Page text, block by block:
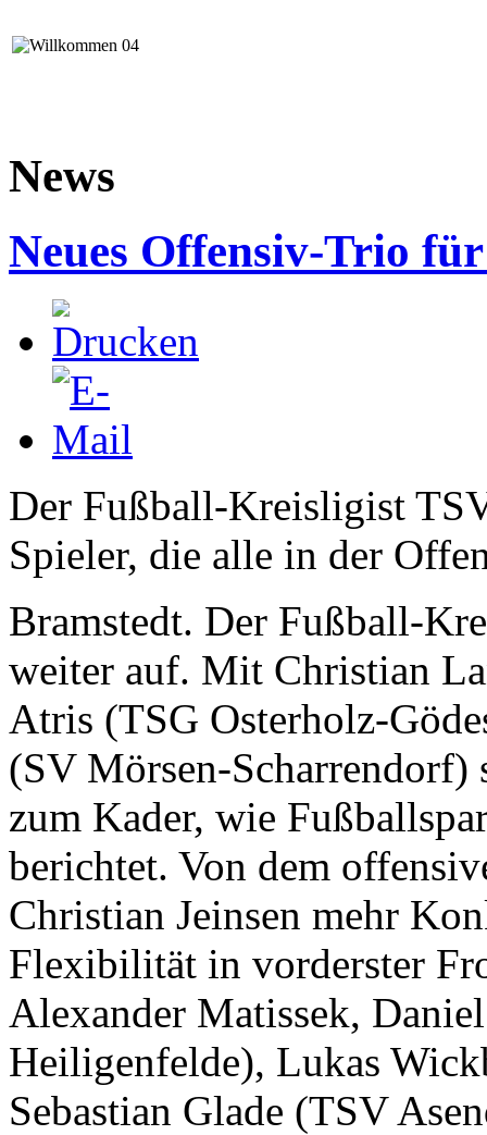
News
Neues Offensiv-Trio
Der Fußball-Kreisligist
Spieler, die alle in der
Bramstedt. Der Fußball-
weiter auf. Mit Christian
Atris (TSG Osterholz-
(SV Mörsen-Scharrendorf)
zum Kader, wie
berichtet. Von dem
Christian Jeinsen mehr
Flexibilität in vorderster
Alexander Matissek,
Heiligenfelde), Lukas
Sebastian Glade (TSV